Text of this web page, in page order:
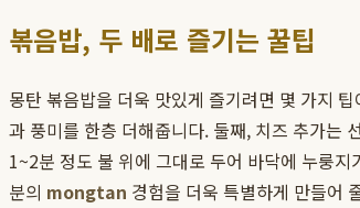
볶음밥, 두 배로 즐기는 꿀팁
몽탄 볶음밥을 더욱 맛있게 즐기려면 몇 가지
과 풍미를 한층 더해줍니다. 둘째, 치즈 추가는
1~2분 정도 불 위에 그대로 두어 바닥에 누룽
분의 mongtan 경험을 더욱 특별하게 만들어